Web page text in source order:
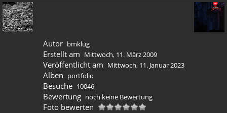
Autor bmklug
Erstellt am Mittwoch, 11. März 2009
Veröffentlicht am Mittwoch, 11. Januar 2023
Alben portfolio
Besuche 10046
Bewertung noch keine Bewertung
Foto bewerten